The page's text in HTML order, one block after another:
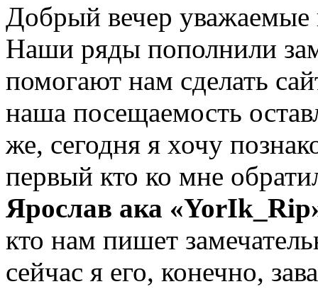
Добрый вечер уважаемые
Наши ряды пополнили
помогают нам сделать
наша посещаемость
же, сегодня я хочу
первый кто ко мне
Ярослав ака
кто нам пишет
сейчас я его, конечно,